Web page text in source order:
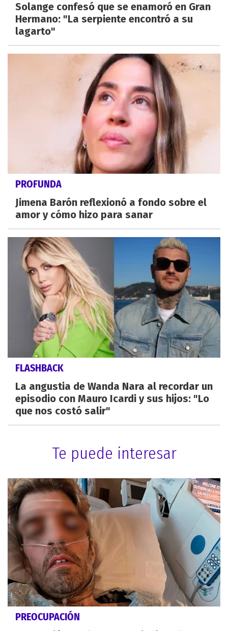
Solange confesó que se enamoró en Gran
Hermano: "La serpiente encontró a su
lagarto"
PROFUNDA
Jimena Barón reflexionó a fondo sobre el
amor y cómo hizo para sanar
FLASHBACK
La angustia de Wanda Nara al recordar un
episodio con Mauro Icardi y sus hijos: "Lo
que nos costó salir"
Te puede interesar
PREOCUPACIÓN